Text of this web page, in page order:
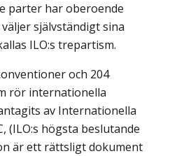
parter har oberoende
självständigt sina
ILO:s trepartism.
och 204
rör internationella
av Internationella
(ILO:s högsta beslutande
är ett rättsligt dokument